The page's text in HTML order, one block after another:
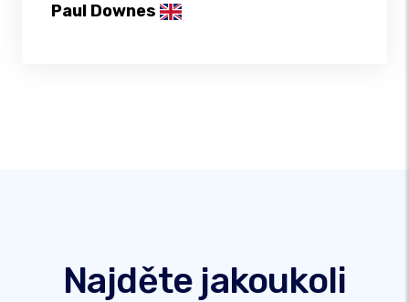
Paul Downes
Najděte jakoukoli